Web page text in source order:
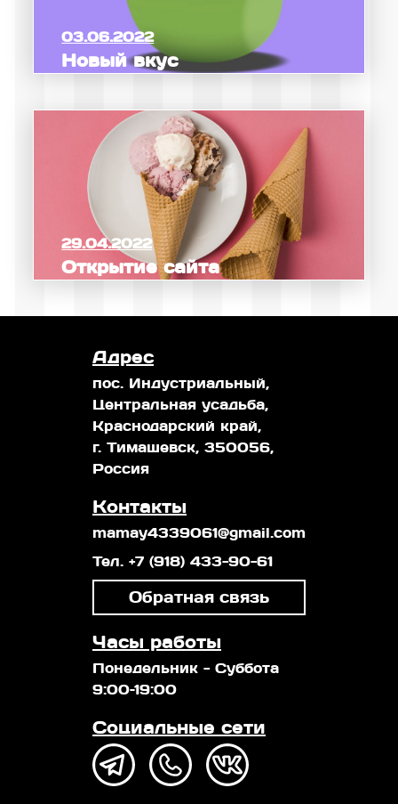
03.06.2022
Новый вкус
29.04.2022
Открытие сайта
Адрес
пос. Индустриальный,
Центральная усадьба,
Краснодарский край,
г. Тимашевск, 350056,
Россия
Контакты
mamay4339061@gmail.com
Тел. +7 (918) 433-90-61
Обратная связь
Часы работы
Понедельник - Суббота
9:00–19:00
Социальные сети